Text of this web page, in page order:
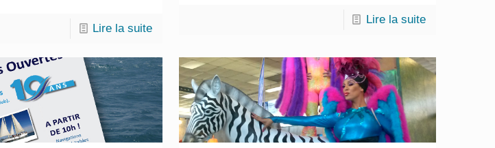
Lire la suite
Lire la suite